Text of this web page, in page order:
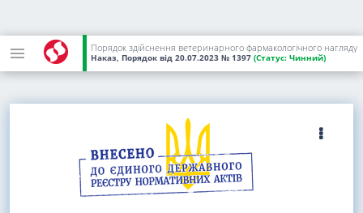
Порядок здійснення ветеринарного фармакологічного нагляду
Наказ, Порядок від 20.07.2023 № 1397 (Статус: Чинний)